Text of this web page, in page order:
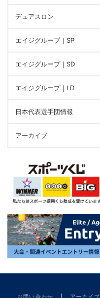
デュアスロン
エイジグループ｜SP
エイジグループ｜SD
エイジグループ｜LD
日本代表選手団情報
アーカイブ
お問い合わせ アーカイブ